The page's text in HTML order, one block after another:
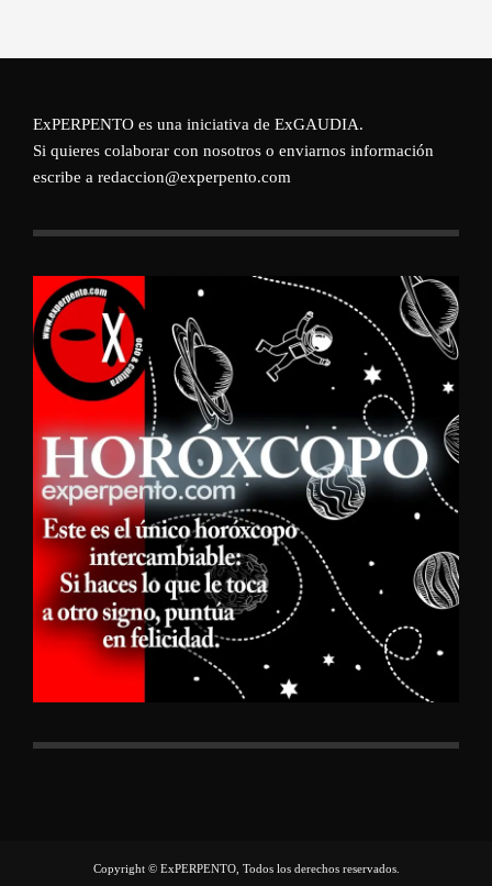
ExPERPENTO es una iniciativa de ExGAUDIA.
Si quieres colaborar con nosotros o enviarnos información
escribe a redaccion@experpento.com
Copyright © ExPERPENTO, Todos los derechos reservados.